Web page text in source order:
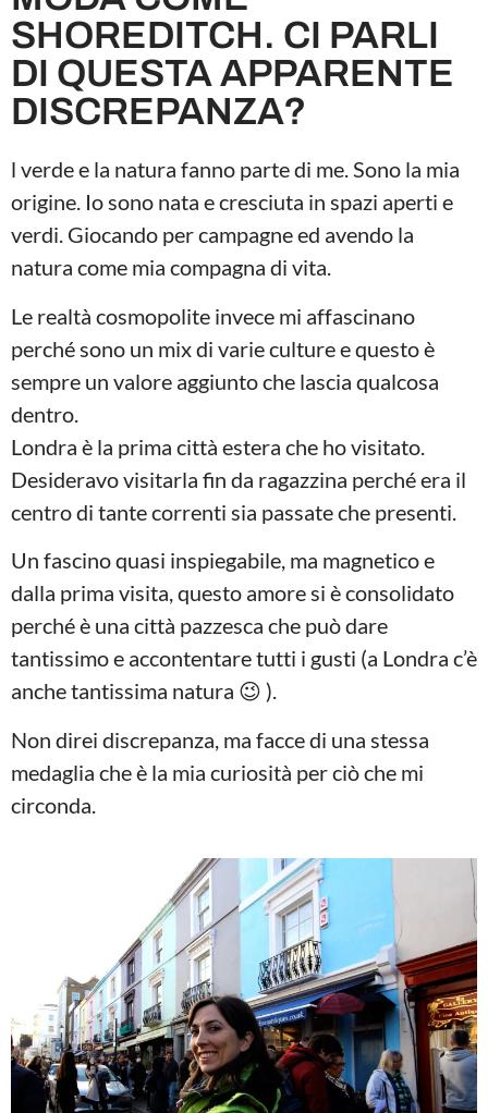
SHOREDITCH. CI PARLI
DI QUESTA APPARENTE
DISCREPANZA?
l verde e la natura fanno parte di me. Sono la mia
origine. Io sono nata e cresciuta in spazi aperti e
verdi. Giocando per campagne ed avendo la
natura come mia compagna di vita.
Le realtà cosmopolite invece mi affascinano
perché sono un mix di varie culture e questo è
sempre un valore aggiunto che lascia qualcosa
dentro.
Londra è la prima città estera che ho visitato.
Desideravo visitarla fin da ragazzina perché era il
centro di tante correnti sia passate che presenti.
Un fascino quasi inspiegabile, ma magnetico e
dalla prima visita, questo amore si è consolidato
perché è una città pazzesca che può dare
tantissimo e accontentare tutti i gusti (a Londra c’è
anche tantissima natura 😉 ).
Non direi discrepanza, ma facce di una stessa
medaglia che è la mia curiosità per ciò che mi
circonda.